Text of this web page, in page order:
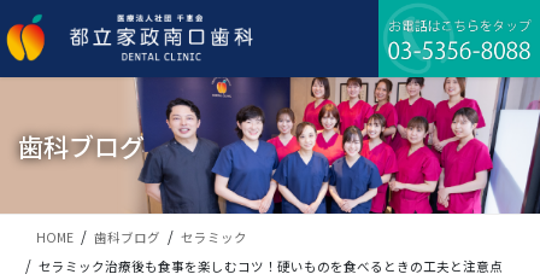
ン
テ
ビ
ゲ
移
歯科ブログ
HOME 歯科ブログ
セラミック
セラミック治療後も食事を楽しむコツ！硬いものを食べるときの工夫と注意点